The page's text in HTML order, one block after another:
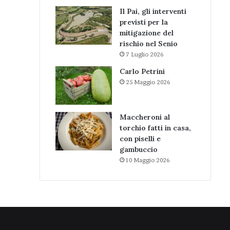
Il Pai, gli interventi
previsti per la
mitigazione del
rischio nel Senio
7 Luglio 2026
Carlo Petrini
25 Maggio 2026
Maccheroni al
torchio fatti in casa,
con piselli e
gambuccio
10 Maggio 2026